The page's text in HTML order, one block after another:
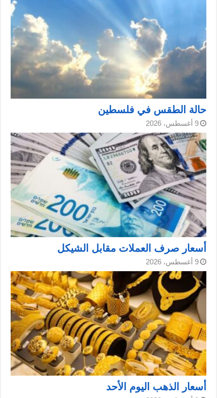
حالة الطقس في فلسطين
9 أغسطس، 2026
أسعار صرف العملات مقابل الشيكل
9 أغسطس، 2026
أسعار الذهب اليوم الأحد